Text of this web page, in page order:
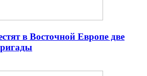
в Восточной Европе две